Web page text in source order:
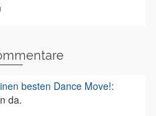
besten Dance Move!:
da.